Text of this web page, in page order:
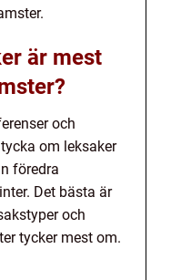
är mest
och
om leksaker
föredra
Det bästa är
och
tycker mest om.